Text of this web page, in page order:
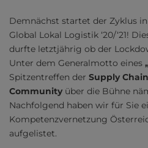
Demnächst startet der Zyklus in
Global Lokal Logistik ‘20/‘21!
durfte letztjährig ob der
Unter dem Generalmotto eines
Spitzentreffen der Supply
Community über die Bühne
Nachfolgend haben wir für Sie
Kompetenzvernetzung
aufgelistet.